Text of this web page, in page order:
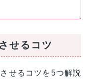
せるコツ
せるコツを5つ解説